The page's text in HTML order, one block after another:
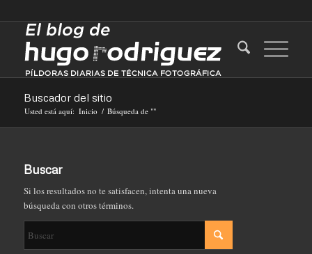
Buscador del sitio
Usted está aquí: Inicio / Búsqueda de ""
Buscar
Si los resultados no te satisfacen, intenta una nueva
búsqueda con otros términos.